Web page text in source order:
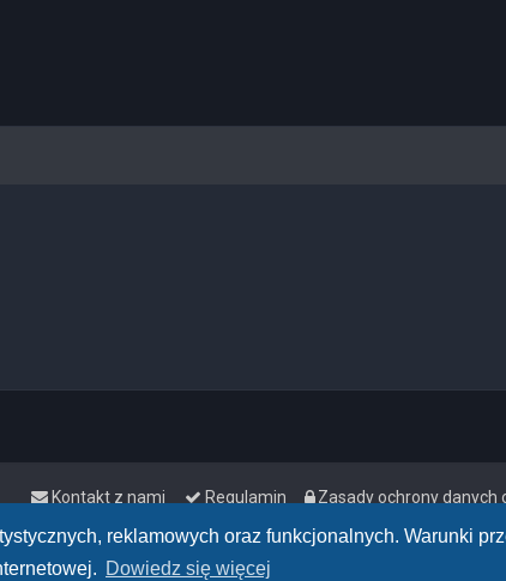
reklamowych oraz funkcjonalnych. Warunki
Dowiedz się więcej
Zasady ochrony danych
Regulamin
Kontakt z nami